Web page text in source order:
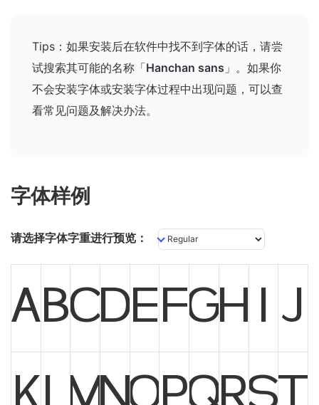
Tips：如果安装后在软件中找不到字体的话，请尝
试搜索其可能的名称 「Hanchan sans 」 。如果你
不会安装字体或安装字体过程中出现问题，可以查
看常见问题及解决办法。
字体样例
请选择字体字重进行预览：
ABCDE FGH
J